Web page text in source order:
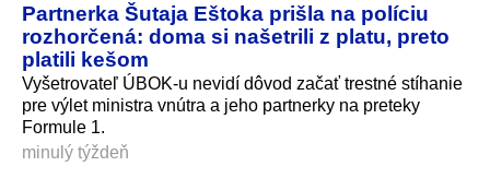
Partnerka Šutaja Eštoka prišla na políciu
rozhorčená: doma si našetrili z platu, preto
platili kešom
Vyšetrovateľ ÚBOK-u nevidí dôvod začať trestné stíhanie
pre výlet ministra vnútra a jeho partnerky na preteky
Formule 1.
minulý týždeň